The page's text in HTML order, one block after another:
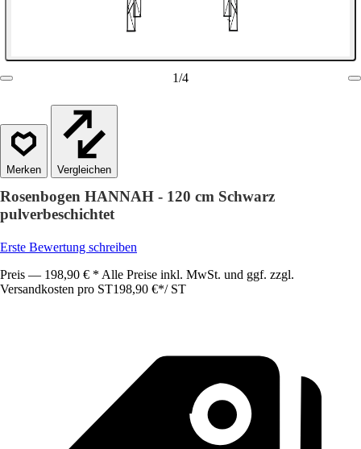
1/4
Vergleichen
Rosenbogen HANNAH - 120 cm Schwarz
pulverbeschichtet
Erste Bewertung schreiben
Preis — 198,90 € * Alle Preise inkl. MwSt. und ggf. zzgl.
Versandkosten pro ST198,90 €*/ ST